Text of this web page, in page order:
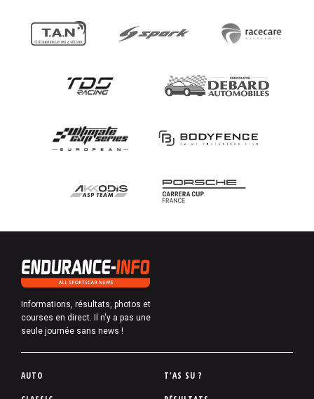
Informations, résultats, photos et
courses en direct. Il n'y a pas une
seule journée sans news !
P
AUTO
T'AS SU ?